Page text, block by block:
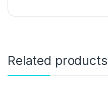
Related products